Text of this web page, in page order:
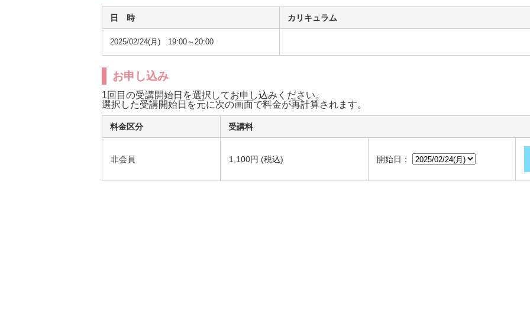
日 時 カリキュラム
2025/02/24(月) 19:00～20:00
お申し込み
1回目の受講開始日を選択してお申し込みください。
選択した受講開始日を元に次の画面で料金が再計算されます。
料金区分 受講料
非会員 1,100円 (税込) 開始日：